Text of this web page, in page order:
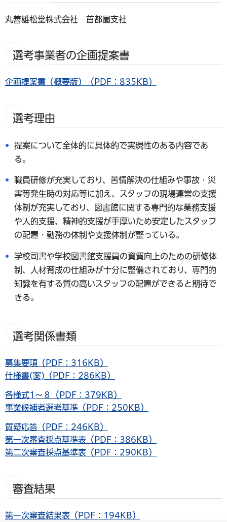
丸善雄松堂株式会社 首都圏支社
選考事業者の企画提案書
企画提案書（概要版）（PDF：835KB）
選考理由
提案について全体的に具体的で実現性のある内容であ
る。
職員研修が充実しており、苦情解決の仕組みや事故・災
害等発生時の対応等に加え、スタッフの現場運営の支援
体制が充実しており、図書館に関する専門的な業務支援
や人的支援、精神的支援が手厚いため安定したスタッフ
の配置・勤務の体制や支援体制が整っている。
学校司書や学校図書館支援員の資質向上のための研修体
制、人材育成の仕組みが十分に整備されており、専門的
知識を有する質の高いスタッフの配置ができると期待で
きる。
選考関係書類
募集要項（PDF：316KB）
仕様書(案)（PDF：286KB）
各様式1～８（PDF：379KB）
事業候補者選考基準（PDF：250KB）
質疑応答（PDF：246KB）
第一次審査採点基準表（PDF：386KB）
第二次審査採点基準表（PDF：290KB）
審査結果
第一次審査結果表（PDF：194KB）